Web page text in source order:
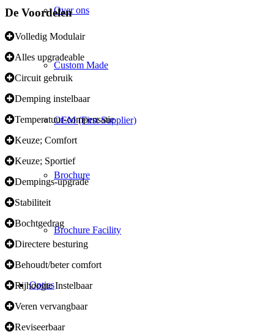
Over ons
Custom Made
OEM (First Supplier)
Brochure
Brochure Facility
Opties
De Voordelen
Volledig Modulair
Alles upgradeable
Circuit gebruik
Demping instelbaar
Temperatuur-compensatie
Keuze; Comfort
Keuze; Sportief
Dempings-upgrade
Stabiliteit
Bochtgedrag
Directere besturing
Behoudt/beter comfort
Rijhoogte Instelbaar
Veren vervangbaar
Reviseerbaar